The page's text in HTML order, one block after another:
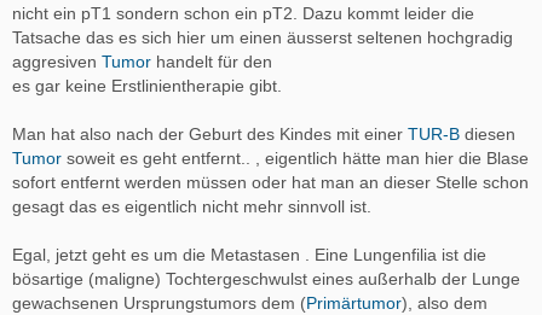
nicht ein pT1 sondern schon ein pT2. Dazu kommt leider die
Tatsache das es sich hier um einen äusserst seltenen hochgradig
aggresiven Tumor handelt für den
es gar keine Erstlinientherapie gibt.
Man hat also nach der Geburt des Kindes mit einer TUR-B diesen
Tumor soweit es geht entfernt.. , eigentlich hätte man hier die Blase
sofort entfernt werden müssen oder hat man an dieser Stelle schon
gesagt das es eigentlich nicht mehr sinnvoll ist.
Egal, jetzt geht es um die Metastasen . Eine Lungenfilia ist die
bösartige (maligne) Tochtergeschwulst eines außerhalb der Lunge
gewachsenen Ursprungstumors dem (Primärtumor), also dem